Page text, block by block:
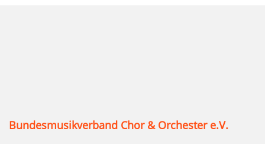
Bundesmusikverband Chor & Orchester e.V.